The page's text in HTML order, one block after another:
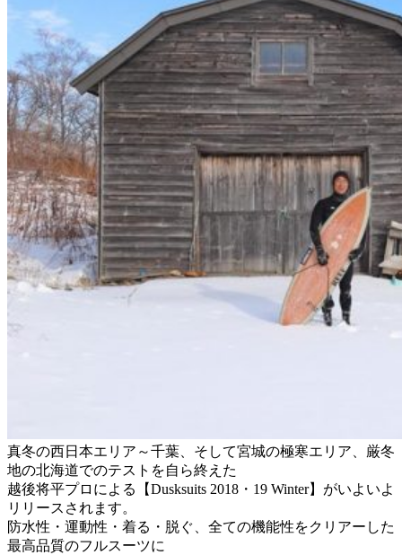
真冬の西日本エリア～千葉、そして宮城の極寒エリア、厳冬
地の北海道でのテストを自ら終えた
越後将平プロによる【Dusksuits 2018・19 Winter】がいよいよ
リリースされます。
防水性・運動性・着る・脱ぐ、全ての機能性をクリアーした
最高品質のフルスーツに